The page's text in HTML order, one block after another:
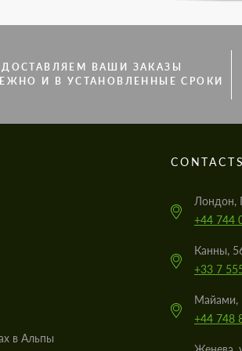
ВАШИ ЗАКАЗЫ
И В УСТАНОВЛЕННЫЕ СРОКИ
в Альпы
Лондон,
+44 744
Канны,
+33 7
Майами,
+44 748